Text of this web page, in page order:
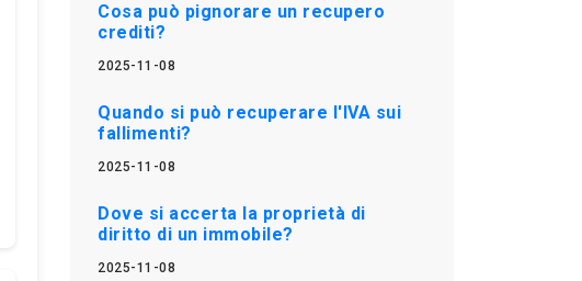
Cosa può pignorare un recupero
crediti?
2025-11-08
Quando si può recuperare l'IVA sui
fallimenti?
2025-11-08
Dove si accerta la proprietà di
diritto di un immobile?
2025-11-08